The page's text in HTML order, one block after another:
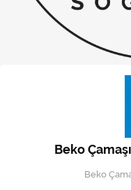
Beko
Beko